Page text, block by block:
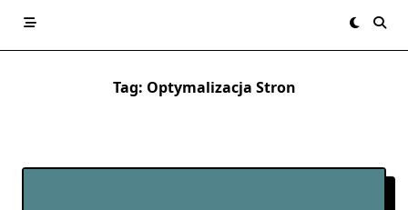
Tag: Optymalizacja Stron